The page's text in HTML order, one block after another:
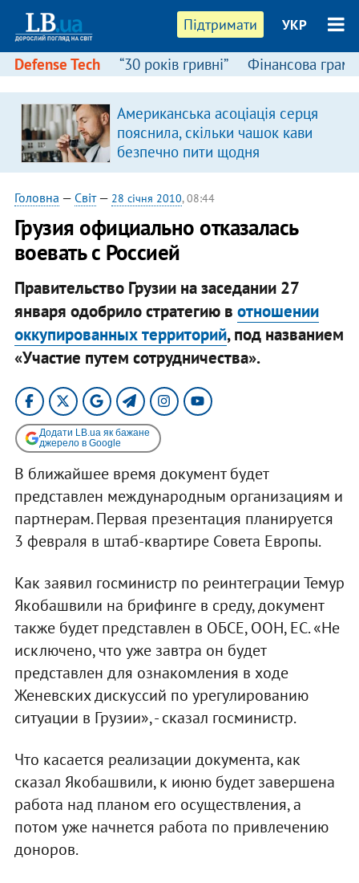
Підтримати УКР
Defense Tech “30 років гривні” Фінансова
Американська асоціація серця
пояснила, скільки чашок кави
безпечно пити щодня
Головна — Світ— 28 січня 2010, 08:44
Грузия официально отказалась
воевать с Россией
Правительство Грузии на заседании 27
января одобрило стратегию в отношении
оккупированных территорий, под названием
«Участие путем сотрудничества».
Додати LB.ua як бажане
джерело в Google
В ближайшее время документ будет
представлен международным организациям и
партнерам. Первая презентация планируется
3 февраля в штаб-квартире Совета Европы.
Как заявил госминистр по реинтеграции Темур
Якобашвили на брифинге в среду, документ
также будет представлен в ОБСЕ, ООН, ЕС. «Не
исключено, что уже завтра он будет
представлен для ознакомления в ходе
Женевских дискуссий по урегулированию
ситуации в Грузии», - сказал госминистр.
Что касается реализации документа, как
сказал Якобашвили, к июню будет завершена
работа над планом его осуществления, а
потом уже начнется работа по привлечению
доноров.